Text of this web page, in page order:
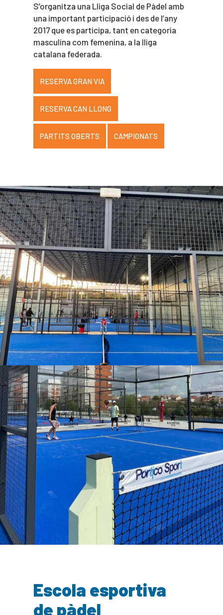
S’organitza una Lliga Social de Pàdel amb
una important participació i des de l’any
2017 que es participa, tant en categoria
masculina com femenina, a la lliga
catalana federada.
RESERVA GRAN VIA
RESERVA CAN LLONG
PARTITS OBERTS CAMPIONATS
Escola esportiva
de pàdel